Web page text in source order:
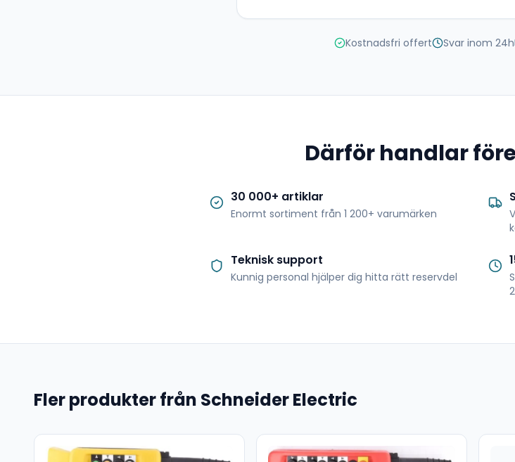
Kostnadsfri offert Svar inom 24h
Därför handlar
30 000+ artiklar
Enormt sortiment från 1 200+ varumärken
Teknisk support
Kunnig personal hjälper dig hitta rätt reservdel
Fler produkter från Schneider Electric